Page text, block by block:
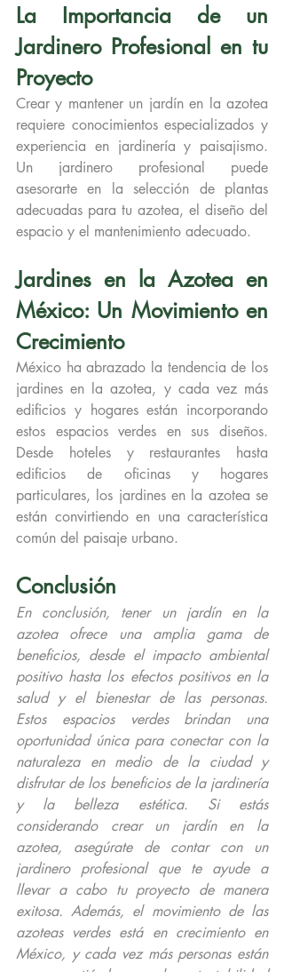
La Importancia de un
Jardinero Profesional en tu
Proyecto
Crear y mantener un jardín en la azotea
requiere conocimientos especializados y
experiencia en jardinería y paisajismo.
Un jardinero profesional puede
asesorarte en la selección de plantas
adecuadas para tu azotea, el diseño del
espacio y el mantenimiento adecuado.
Jardines en la Azotea en
México: Un Movimiento en
Crecimiento
México ha abrazado la tendencia de los
jardines en la azotea, y cada vez más
edificios y hogares están incorporando
estos espacios verdes en sus diseños.
Desde hoteles y restaurantes hasta
edificios de oficinas y hogares
particulares, los jardines en la azotea se
están convirtiendo en una característica
común del paisaje urbano.
Conclusión
En conclusión, tener un jardín en la
azotea ofrece una amplia gama de
beneficios, desde el impacto ambiental
positivo hasta los efectos positivos en la
salud y el bienestar de las personas.
Estos espacios verdes brindan una
oportunidad única para conectar con la
naturaleza en medio de la ciudad y
disfrutar de los beneficios de la jardinería
y la belleza estética. Si estás
considerando crear un jardín en la
azotea, asegúrate de contar con un
jardinero profesional que te ayude a
llevar a cabo tu proyecto de manera
exitosa. Además, el movimiento de las
azoteas verdes está en crecimiento en
México, y cada vez más personas están